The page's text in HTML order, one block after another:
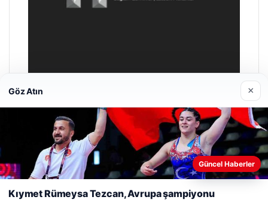
Enes Kaplan Avukatlık Bürosu
28/04/2026
Web sitemizi nasıl kullandığınızı daha iyi anlayabilmek,
deneyiminizi kişiselleştirmek ve geliştirmek amacıyla çerezler
kullanıyoruz.Çerez Politikamız
Reddet Kabul Et
Göz Atın ×
Güncel Haberler
Kıymet Rümeysa Tezcan, Avrupa şampiyonu